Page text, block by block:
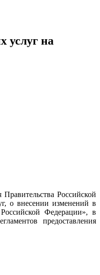
услуг на
Российской
о внесении изменений в
Федерации», в
предоставления